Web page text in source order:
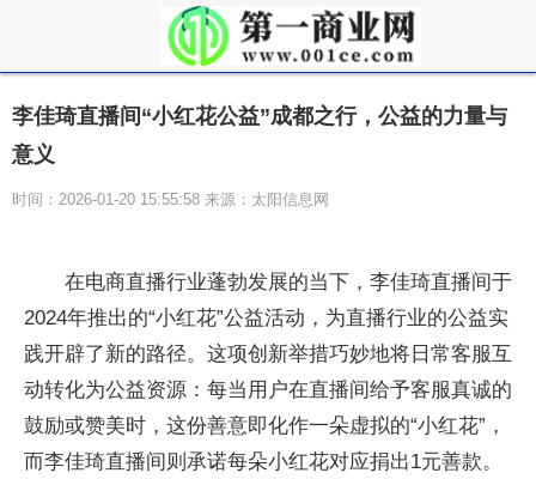
李佳琦直播间“小红花公益”成都之行，公益的力量与
意义
时间：2026-01-20 15:55:58 来源：太阳信息网
在电商直播行业蓬勃发展的当下，李佳琦直播间于
2024年推出的“小红花”公益活动，为直播行业的公益实
践开辟了新的路径。这项创新举措巧妙地将日常客服互
动转化为公益资源：每当用户在直播间给予客服真诚的
鼓励或赞美时，这份善意即化作一朵虚拟的“小红花”，
而李佳琦直播间则承诺每朵小红花对应捐出1元善款。